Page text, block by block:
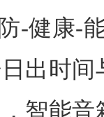
-健康-
出时
智能